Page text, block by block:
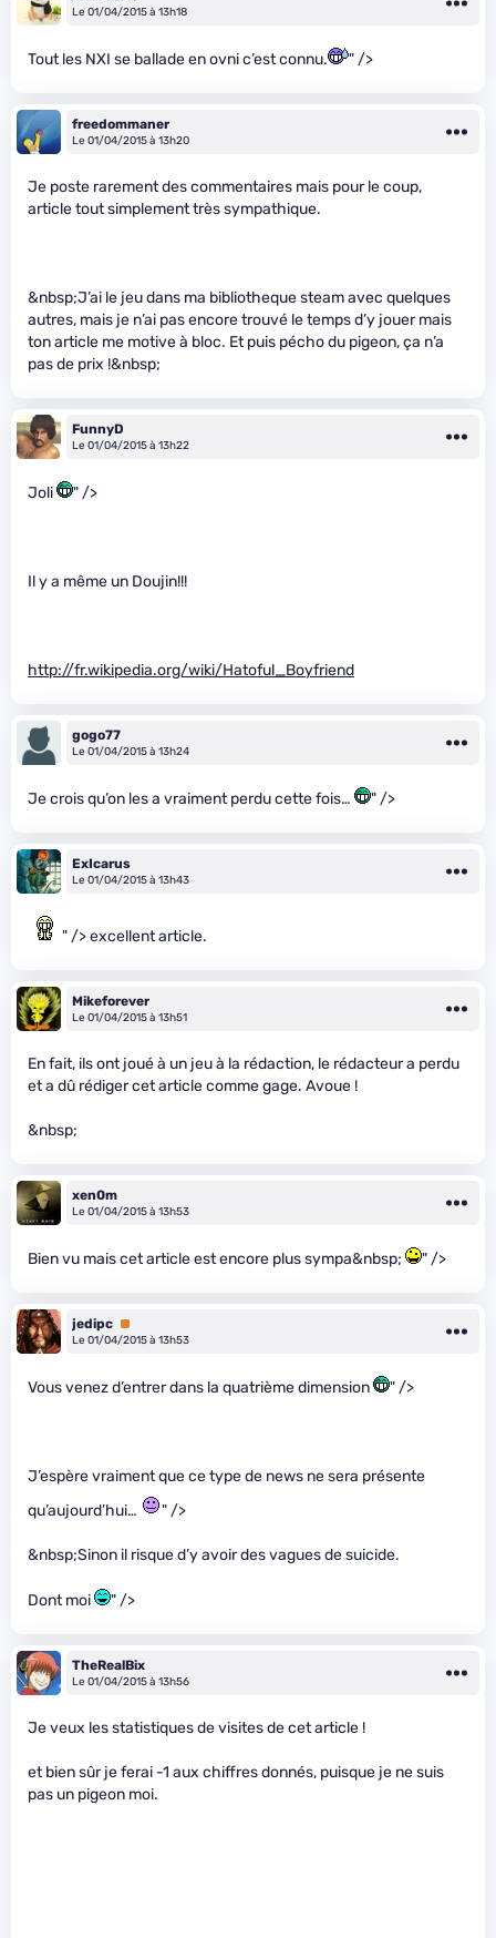
Le 01/04/2015 à 13h18
Tout les NXI se ballade en ovni c’est connu. " />
freedommaner
Le 01/04/2015 à 13h20
Je poste rarement des commentaires mais pour le coup,
article tout simplement très sympathique.
&nbsp;J’ai le jeu dans ma bibliotheque steam avec quelques
autres, mais je n’ai pas encore trouvé le temps d’y jouer mais
ton article me motive à bloc. Et puis pécho du pigeon, ça n’a
pas de prix !&nbsp;
FunnyD
Le 01/04/2015 à 13h22
Joli " />
Il y a même un Doujin!!!
http://fr.wikipedia.org/wiki/Hatoful_Boyfriend
gogo77
Le 01/04/2015 à 13h24
Je crois qu’on les a vraiment perdu cette fois… " />
ExIcarus
Le 01/04/2015 à 13h43
" /> excellent article.
Mikeforever
Le 01/04/2015 à 13h51
En fait, ils ont joué à un jeu à la rédaction, le rédacteur a perdu
et a dû rédiger cet article comme gage. Avoue !
&nbsp;
xen0m
Le 01/04/2015 à 13h53
Bien vu mais cet article est encore plus sympa&nbsp; " />
jedipc Premium
Le 01/04/2015 à 13h53
Vous venez d’entrer dans la quatrième dimension " />
J’espère vraiment que ce type de news ne sera présente
qu’aujourd’hui…
" />
&nbsp;Sinon il risque d’y avoir des vagues de suicide.
Dont moi " />
TheRealBix
Le 01/04/2015 à 13h56
Je veux les statistiques de visites de cet article !
et bien sûr je ferai -1 aux chiffres donnés, puisque je ne suis
pas un pigeon moi.